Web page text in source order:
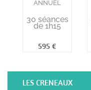
ANNUEL
30 séances
de 1h15
LES CRENEAUX